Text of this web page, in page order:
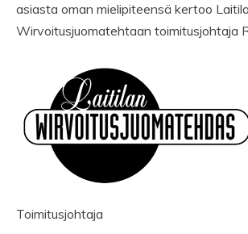
asiasta oman mielipiteensä kertoo
Wirvoitusjuomatehtaan toimitusjohtaja
Toimitusjohtaja